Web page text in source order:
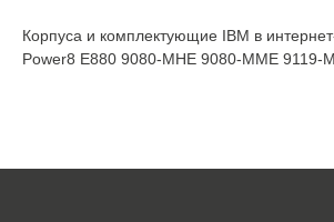
Корпуса и комплектующие IBM в
Power8 E880 9080-MHE 9080-MME 9119-